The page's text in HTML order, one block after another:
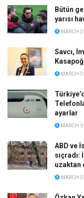
Bütün
yarısı
MARCH
Savcı,
MARCH
ayarlar
MARCH
ABD ve
sıçradı:
uzaktan
MARCH